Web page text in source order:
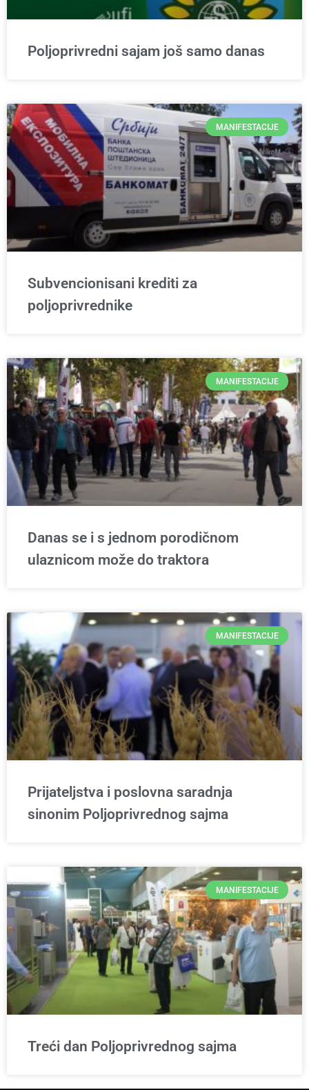
Poljoprivredni sajam još samo danas
MANIFESTACIJE
Subvencionisani krediti za
poljoprivrednike
MANIFESTACIJE
Danas se i s jednom porodičnom
ulaznicom može do traktora
MANIFESTACIJE
Prijateljstva i poslovna saradnja
sinonim Poljoprivrednog sajma
MANIFESTACIJE
Treći dan Poljoprivrednog sajma